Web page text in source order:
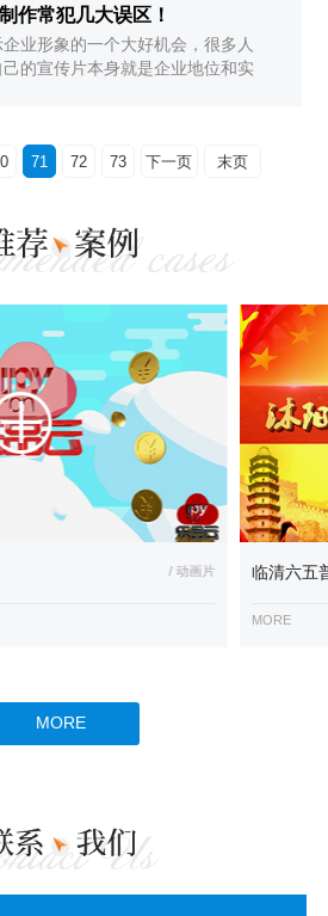
间能够在短时间内了解到企业想
时大大地将企业员工的工作效率
这一大特点再加上其本身所具有
作常犯几大误区！
业形象的一个大好机会，很多人
己的宣传片本身就是企业地位和实
业10分钟的宣传片居然还收到低至
但这哪个企业敢做。
71 72 73 下一页 末页
/ 动画片 临清六五
MORE
MORE